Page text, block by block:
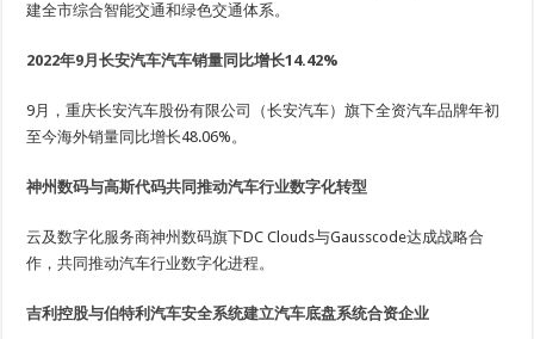
建全市综合智能交通和绿色交通体系。
2022年9月长安汽车汽车销量同比增长14.42%
9月，重庆长安汽车股份有限公司（长安汽车）旗下全资汽车品牌年初
至今海外销量同比增长48.06%。
神州数码与高斯代码共同推动汽车行业数字化转型
云及数字化服务商神州数码旗下DC Clouds与Gausscode达成战略合
作，共同推动汽车行业数字化进程。
吉利控股与伯特利汽车安全系统建立汽车底盘系统合资企业